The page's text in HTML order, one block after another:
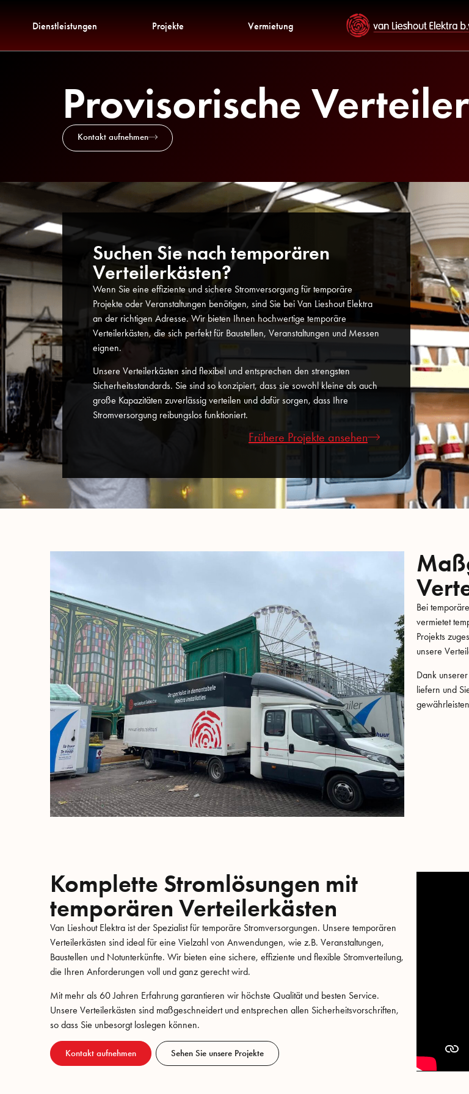
Dienstleistungen Projekte Vermietung
Provisorische
Kontakt aufnehmen
Suchen Sie nach temporären
Verteilerkästen?
Wenn Sie eine effiziente und sichere Stromversorgung für temporäre
Projekte oder Veranstaltungen benötigen, sind Sie bei Van Lieshout Elektra
an der richtigen Adresse. Wir bieten Ihnen hochwertige temporäre
Verteilerkästen, die sich perfekt für Baustellen, Veranstaltungen und Messen
eignen.
Unsere Verteilerkästen sind flexibel und entsprechen den strengsten
Sicherheitsstandards. Sie sind so konzipiert, dass sie sowohl kleine als auch
große Kapazitäten zuverlässig verteilen und dafür sorgen, dass Ihre
Stromversorgung reibungslos funktioniert.
Frühere Projekte ansehen
Bei
vermietet
Projekts
unsere
Dank
liefern und
Komplette Stromlösungen mit
temporären Verteilerkästen
Van Lieshout Elektra ist der Spezialist für temporäre Stromversorgungen. Unsere temporären
Verteilerkästen sind ideal für eine Vielzahl von Anwendungen, wie z.B. Veranstaltungen,
Baustellen und Notunterkünfte. Wir bieten eine sichere, effiziente und flexible Stromverteilung,
die Ihren Anforderungen voll und ganz gerecht wird.
Mit mehr als 60 Jahren Erfahrung garantieren wir höchste Qualität und besten Service.
Unsere Verteilerkästen sind maßgeschneidert und entsprechen allen Sicherheitsvorschriften,
so dass Sie unbesorgt loslegen können.
Kontakt aufnehmen Sehen Sie unsere Projekte